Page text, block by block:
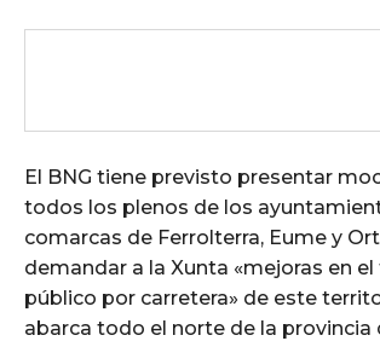
El BNG tiene previsto presentar
todos los plenos de los
comarcas de Ferrolterra, Eume y
demandar a la Xunta «mejoras en
público por carretera» de este
abarca todo el norte de la provincia